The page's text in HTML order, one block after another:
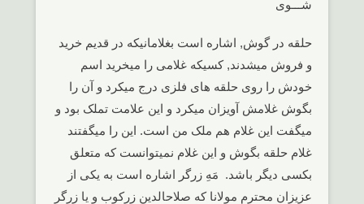
شـــوی
حلقه در گوش, اشاره است بغلامانیکه در قدیم خرید
و فروش میشدند, کسیکه غلامی را میخرید اسم
خودش را روی حلقه های فلزی درج میکرد و آن را
بگوش غلامش آویزان میکرد و این علامت تملک بود و
میگفت این غلام هم ملک من است. این را میگفتند
غلام حلقه بگوش و این غلام نمیتوانست که متعلق
بکسی دیگر باشد. مَهِ زرگر اشاره است به یکی از
عزیزان محترم مولانا که صلاحالدین زرکوب و یا زرگر